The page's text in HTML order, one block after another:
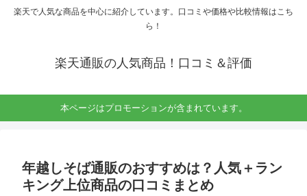
楽天で人気な商品を中心に紹介しています。口コミや価格や比較情報はこち
ら！
楽天通販の人気商品！口コミ＆評価
本ページはプロモーションが含まれています。
年越しそば通販のおすすめは？人気＋ラン
キング上位商品の口コミまとめ